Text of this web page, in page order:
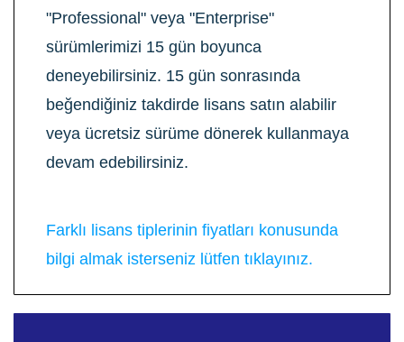
"Professional" veya "Enterprise"
sürümlerimizi 15 gün boyunca
deneyebilirsiniz. 15 gün sonrasında
beğendiğiniz takdirde lisans satın alabilir
veya ücretsiz sürüme dönerek kullanmaya
devam edebilirsiniz.
Farklı lisans tiplerinin fiyatları konusunda
bilgi almak isterseniz lütfen tıklayınız.